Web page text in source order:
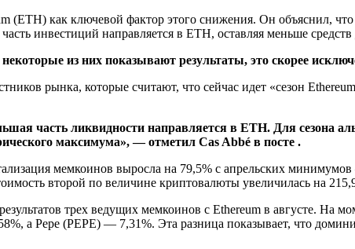
(ETH) как ключевой фактор этого снижения. Он объяснил,
инвестиций направляется в ETH, оставляя меньше
из них показывают результаты, это скорее
рынка, которые считают, что сейчас идет «сезон
часть ликвидности направляется в ETH. Для сезона
максимума», — отметил Cas Abbé в посте .
мемкоинов выросла на 79,5% с апрельских
второй по величине криптовалюты увеличилась на
трех ведущих мемкоинов с Ethereum в августе. На
а Pepe (PEPE) — 7,31%. Эта разница показывает, что